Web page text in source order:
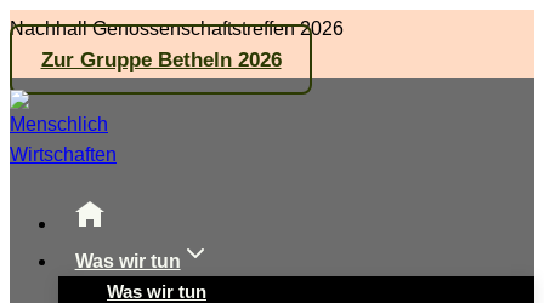
Zum
Inhalt
springen
Nachhall Genossenschaftstreffen 2026
Zur Gruppe Betheln 2026
Was wir tun
Was wir tun